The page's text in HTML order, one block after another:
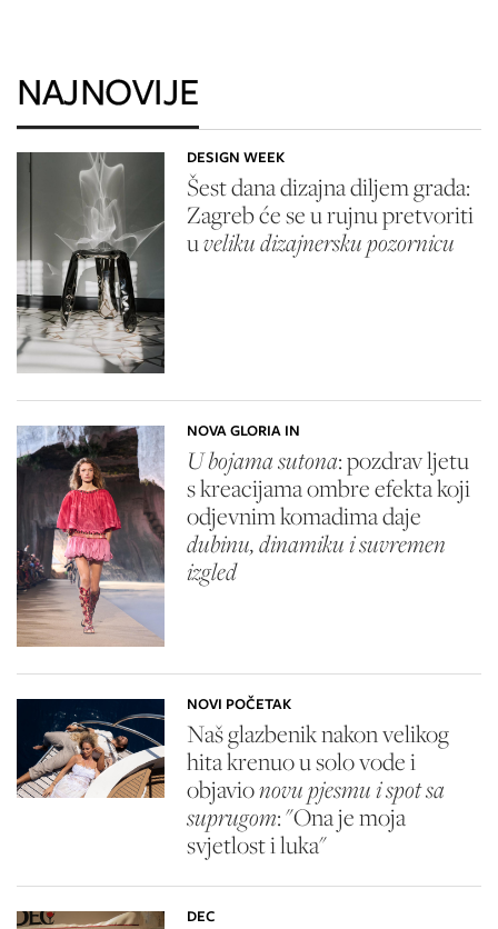
NAJNOVIJE
DESIGN WEEK
Šest dana dizajna diljem grada:
Zagreb će se u rujnu pretvoriti
uveliku dizajnersku pozornicu
NOVA GLORIA IN
U bojama sutona: pozdrav ljetu
s kreacijama ombre efekta koji
odjevnim komadima daje
dubinu, dinamiku i suvremen
izgled
NOVI POČETAK
Naš glazbenik nakon velikog
hita krenuo u solo vode i
objavionovu pjesmu i spot sa
suprugom: "Ona je moja
svjetlost i luka"
DEC